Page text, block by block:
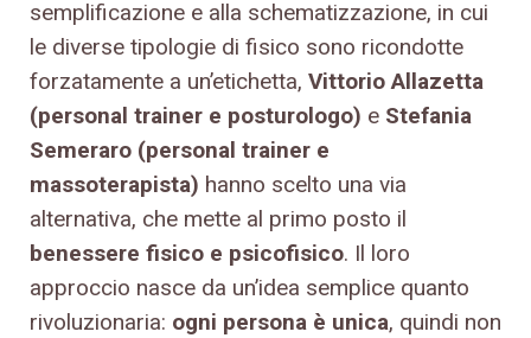
semplificazione e alla schematizzazione, in cui
le diverse tipologie di fisico sono ricondotte
forzatamente a un’etichetta, Vittorio Allazetta
(personal trainer e posturologo) e Stefania
Semeraro (personal trainer e
massoterapista) hanno scelto una via
alternativa, che mette al primo posto il
benessere fisico e psicofisico. Il loro
approccio nasce da un’idea semplice quanto
rivoluzionaria: ogni persona è unica, quindi non